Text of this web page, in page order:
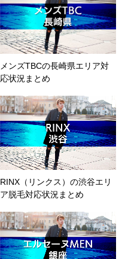
メンズTBCの長崎県エリア対
応状況まとめ
RINX（リンクス）の渋谷エリ
ア脱毛対応状況まとめ